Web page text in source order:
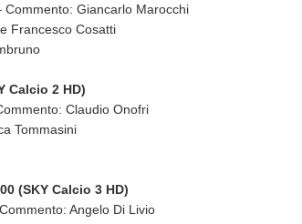
Commento: Giancarlo Marocchi
Francesco Cosatti
Calcio 2 HD)
Claudio Onofri
Tommasini
(SKY Calcio 3 HD)
Angelo Di Livio